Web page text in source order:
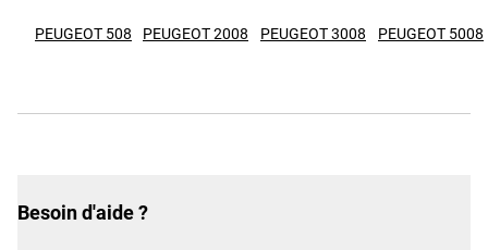
PEUGEOT 508 PEUGEOT 2008 PEUGEOT 3008 PEUGEOT 5008
Besoin d'aide ?